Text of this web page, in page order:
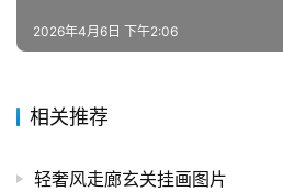
2026年4月6日 下午2:06
相关推荐
轻奢风走廊玄关挂画图片